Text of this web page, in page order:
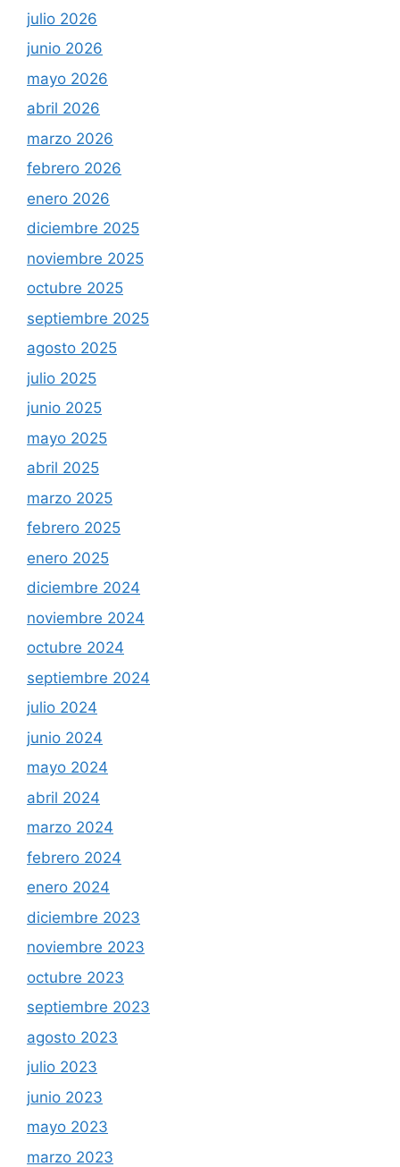
julio 2026
junio 2026
mayo 2026
abril 2026
marzo 2026
febrero 2026
enero 2026
diciembre 2025
noviembre 2025
octubre 2025
septiembre 2025
agosto 2025
julio 2025
junio 2025
mayo 2025
abril 2025
marzo 2025
febrero 2025
enero 2025
diciembre 2024
noviembre 2024
octubre 2024
septiembre 2024
julio 2024
junio 2024
mayo 2024
abril 2024
marzo 2024
febrero 2024
enero 2024
diciembre 2023
noviembre 2023
octubre 2023
septiembre 2023
agosto 2023
julio 2023
junio 2023
mayo 2023
marzo 2023